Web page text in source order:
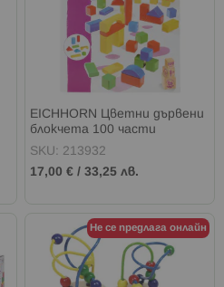
EICHHORN Цветни дървени
блокчета 100 части
SKU: 213932
17,00 € /33,25 лв.
Не се предлага онлайн